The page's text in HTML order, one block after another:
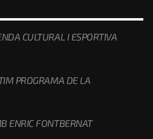
CULTURAL I ESPORTIVA
PROGRAMA DE LA
ENRIC FONTBERNAT